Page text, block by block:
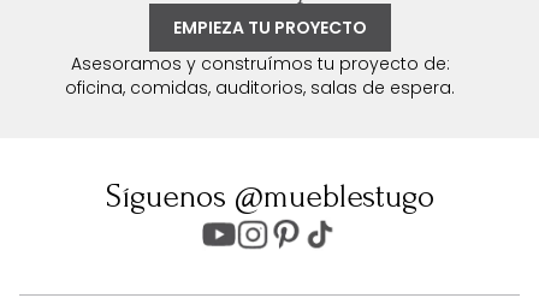
EMPIEZA TU PROYECTO
Asesoramos y construímos tu proyecto de:
oficina, comidas, auditorios, salas de espera.
Síguenos @mueblestugo